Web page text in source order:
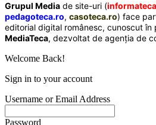
Grupul Media de site-uri (
pedagoteca.ro, casoteca.ro) face
editorial digital românesc, cunoscut în
MediaTeca, dezvoltat de agenția de
Welcome Back!
Sign in to your account
Username or Email Address
Password